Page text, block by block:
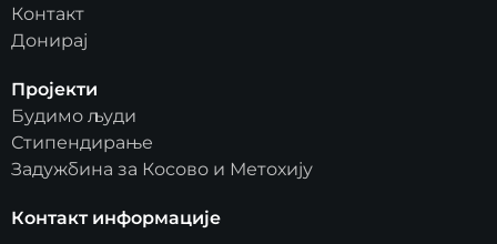
Контакт
Донирај
Пројекти
Будимо људи
Стипендирање
Задужбина за Косово и Метохију
Контакт информације